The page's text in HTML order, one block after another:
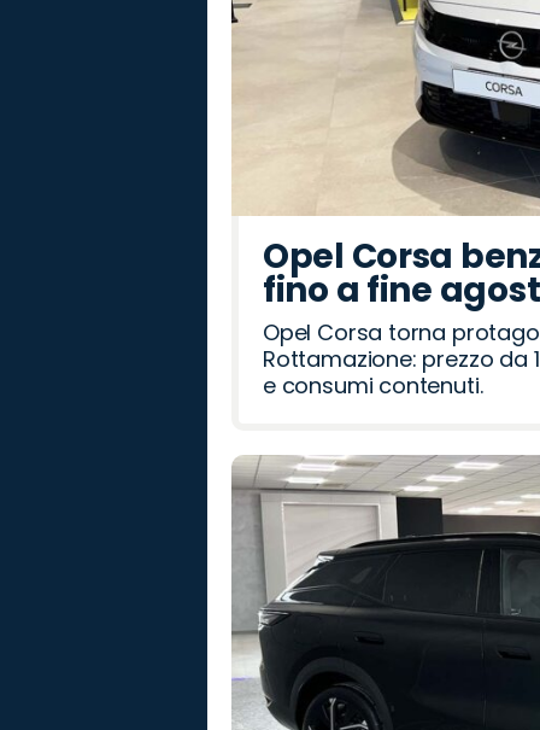
Opel Corsa
fino a fine
Opel Corsa torna
Rottamazione: prezzo da
e consumi contenuti.